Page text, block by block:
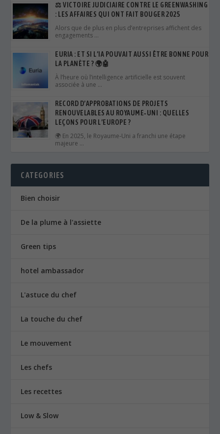
⚖️ VICTOIRE JUDICIAIRE CONTRE LE GREENWASHING
: LES AFFAIRES QUI ONT FAIT BOUGER 2025
Alors que de plus en plus d’entreprises affichent des
engagements …
EURIA : ET SI L’IA POUVAIT AUSSI ÊTRE BONNE POUR
LA PLANÈTE ? 🌍🤖
À l’heure où l’intelligence artificielle est souvent
associée à une …
RECORD D’APPROBATIONS DE PROJETS
RENOUVELABLES AU ROYAUME‑UNI : QUELLES
LEÇONS POUR L’EUROPE ?
🌍 En 2025, le Royaume‑Uni a franchi une étape
majeure …
CATEGORIES
Bien choisir
De la plume à l'assiette
Green tips
hotel ambassador
L'astuce du chef
La touche du chef
Le mouvement
Les chefs
Les recettes
Low & Slow